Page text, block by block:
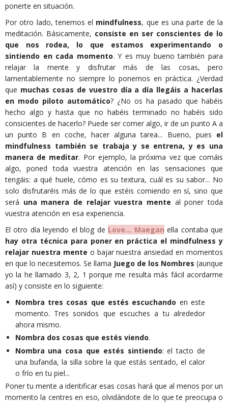
ponerte en situación.
Por otro lado, tenemos el mindfulness, que es una parte de la
meditación. Básicamente, consiste en ser conscientes de lo
que nos rodea, lo que estamos experimentando o
sintiendo en cada momento. Y es muy bueno también para
relajar la mente y disfrutar más de las cosas, pero
lamentablemente no siempre lo ponemos en práctica. ¿Verdad
que muchas cosas de vuestro día a día llegáis a hacerlas
en modo piloto automático? ¿No os ha pasado que habéis
hecho algo y hasta que no habéis terminado no habéis sido
consicientes de hacerlo? Puede ser comer algo, ir de un punto A a
un punto B en coche, hacer alguna tarea... Bueno, pues el
mindfulness también se trabaja y se entrena, y es una
manera de meditar. Por ejemplo, la próxima vez que comáis
algo, poned toda vuestra atención en las sensaciones que
tengáis: a qué huele, cómo es su textura, cuál es su sabor... No
solo disfrutaréis más de lo que estéis comiendo en sí, sino que
será una manera de relajar vuestra mente al poner toda
vuestra atención en esa experiencia.
El otro día leyendo el blog de Love... Maegan ella contaba que
hay otra técnica para poner en práctica el mindfulness y
relajar nuestra mente o bajar nuestra ansiedad en momentos
en que lo necesitemos. Se llama Juego de los Nombres (aunque
yo la he llamado 3, 2, 1 porque me resulta más fácil acordarme
así) y consiste en lo siguiente:
Nombra tres cosas que estés escuchando en este
momento. Tres sonidos que escuches a tu alrededor
ahora mismo.
Nombra dos cosas que estés viendo.
Nombra una cosa que estés sintiendo: el tacto de
una bufanda, la silla sobre la que estás sentado, el calor
o frío en tu piel...
Poner tu mente a identificar esas cosas hará que al menos por un
momento la centres en eso, olvidándote de lo que te preocupa o